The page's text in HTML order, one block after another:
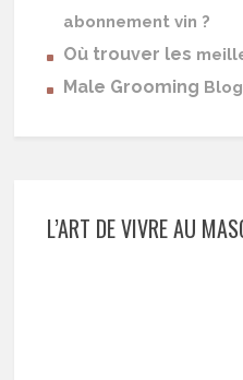
abonnement vin ?
Où trouver les
Male Grooming
L’ART DE VIVRE AU